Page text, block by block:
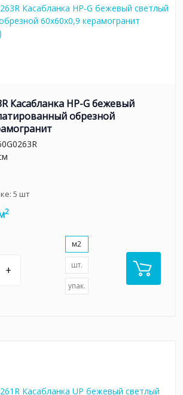
Касабланка HP-G бежевый
обрезной
5 шт
2
+
м2
шт.
упак.